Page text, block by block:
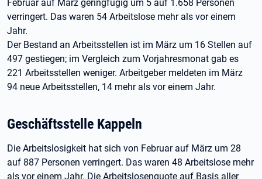
Februar auf März geringfügig um 5 auf 1.658 Personen
verringert. Das waren 54 Arbeitslose mehr als vor einem
Jahr.
Der Bestand an Arbeitsstellen ist im März um 16 Stellen auf
497 gestiegen; im Vergleich zum Vorjahresmonat gab es
221 Arbeitsstellen weniger. Arbeitgeber meldeten im März
94 neue Arbeitsstellen, 14 mehr als vor einem Jahr.
Geschäftsstelle Kappeln
Die Arbeitslosigkeit hat sich von Februar auf März um 28
auf 887 Personen verringert. Das waren 48 Arbeitslose mehr
als vor einem Jahr. Die Arbeitslosenquote auf Basis aller